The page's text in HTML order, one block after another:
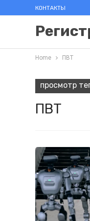
КОНТАКТЫ
Home ПВТ
просмотр
ПВТ